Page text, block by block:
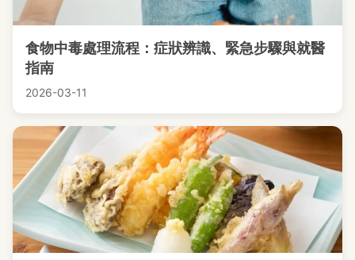
食物中毒處理流程：症狀辨識、緊急步驟與就醫
指南
2026-03-11